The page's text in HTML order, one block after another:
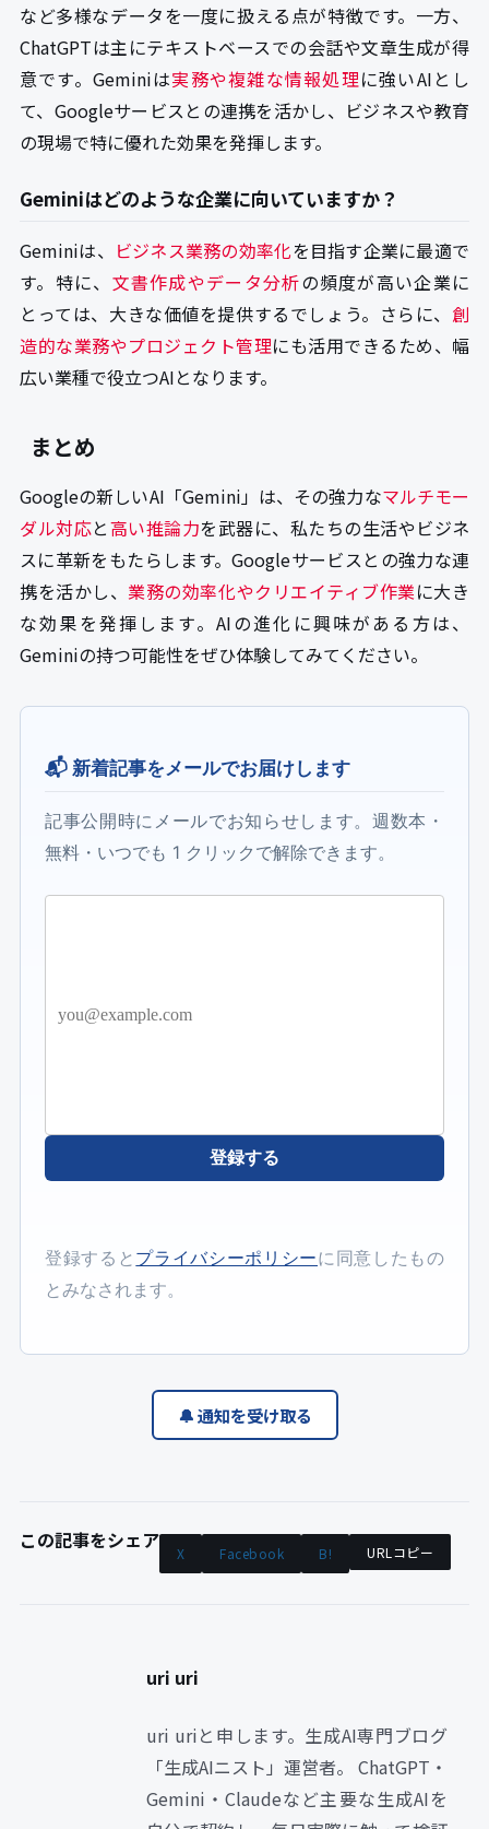
など多様なデータを一度に扱える点が特徴です。一方、
ChatGPTは主にテキストベースでの会話や文章生成が得
意です。Geminiは実務や複雑な情報処理に強いAIとし
て、Googleサービスとの連携を活かし、ビジネスや教育
の現場で特に優れた効果を発揮します。
Geminiはどのような企業に向いていますか？
Geminiは、 ビジネス業務の効率化を目指す企業に最適で
す。特に、 文書作成やデータ分析の頻度が高い企業に
とっては、大きな価値を提供するでしょう。さらに、 創
造的な業務やプロジェクト管理にも活用できるため、幅
広い業種で役立つAIとなります。
まとめ
Googleの新しいAI「Gemini」は、その強力なマルチモー
ダル対応と高い推論力を武器に、私たちの生活やビジネ
スに革新をもたらします。Googleサービスとの強力な連
携を活かし、業務の効率化やクリエイティブ作業に大き
な効果を発揮します。AIの進化に興味がある方は、
Geminiの持つ可能性をぜひ体験してみてください。
📬 新着記事をメールでお届けします
記事公開時にメールでお知らせします。週数本・
無料・いつでも 1 クリックで解除できます。
登録する
登録すると プライバシーポリシーに同意したもの
とみなされます。
🔔 通知を受け取る
この記事をシェア X Facebook B! URLコピー
uri uri
uri uriと申します。生成AI専門ブログ
「生成AIニスト」運営者。 ChatGPT・
Gemini・Claudeなど主要な生成AIを